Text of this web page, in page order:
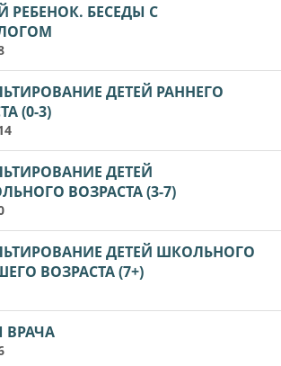
РЕБЕНОК. БЕСЕДЫ С
ДЕТЕЙ РАННЕГО
(0-3)
ДЕТЕЙ
ВОЗРАСТА (3-7)
ДЕТЕЙ ШКОЛЬНОГО
ВОЗРАСТА (7+)
ВРАЧА